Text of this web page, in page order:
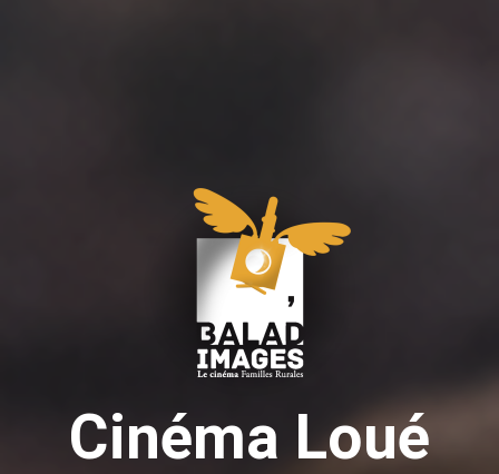
Cinéma Loué